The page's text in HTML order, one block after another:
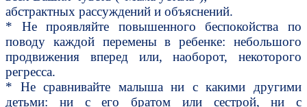
абстрактных рассуждений и объяснений.
* Не проявляйте повышенного беспокойства по
поводу каждой перемены в ребенке: небольшого
продвижения вперед или, наоборот, некоторого
регресса.
* Не сравнивайте малыша ни с какими другими
детьми: ни с его братом или сестрой, ни с